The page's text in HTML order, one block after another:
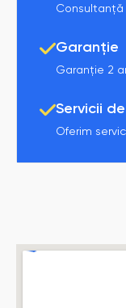
Consultanță
Garanție
Garanție 2
Servicii
Oferim